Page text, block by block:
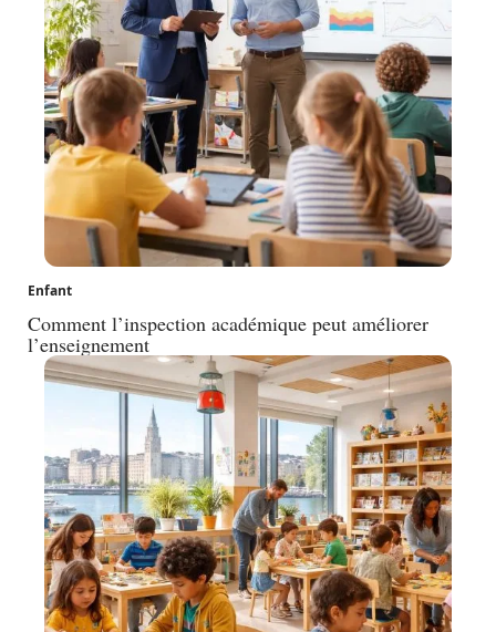
Enfant
Comment l’inspection académique peut améliorer
l’enseignement